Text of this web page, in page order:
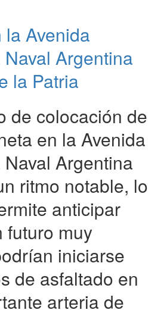
Avenida
Argentina
la Patria
de colocación de
en la Avenida
Argentina
ritmo notable, lo
anticipar
futuro muy
iniciarse
de asfaltado en
arteria de